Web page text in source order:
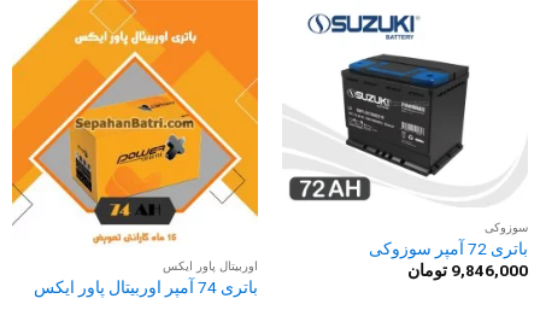
سوزوکی
باتری 72 آمپر سوزوکی
9,846,000 تومان اوربیتال پاور ایکس
باتری 74 آمپر اوربیتال پاور ایکس